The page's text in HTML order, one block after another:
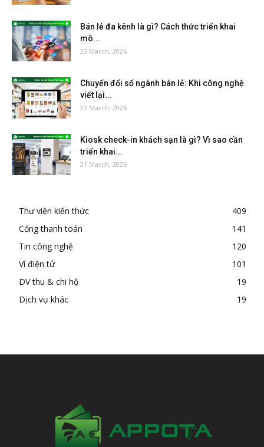
Bán lẻ đa kênh là gì? Cách thức triển khai
mô...
23 March, 2026
Chuyển đổi số ngành bán lẻ: Khi công nghệ
viết lại...
22 March, 2026
Kiosk check-in khách sạn là gì? Vì sao cần
triển khai...
21 March, 2026
Thư viện kiến thức
409
Cổng thanh toán
141
Tin công nghệ
120
Ví điện tử
101
DV thu & chi hộ
19
Dịch vụ khác
19